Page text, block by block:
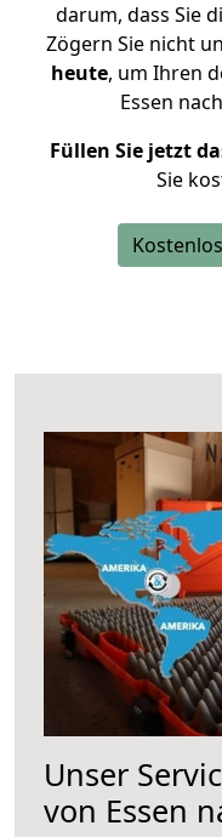
darum, dass Sie
Zögern Sie nicht
heute, um Ihren
Essen
Füllen Sie jetzt
Sie
Unser
von Essen